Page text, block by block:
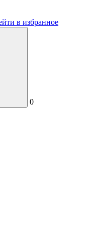
в избранное
0